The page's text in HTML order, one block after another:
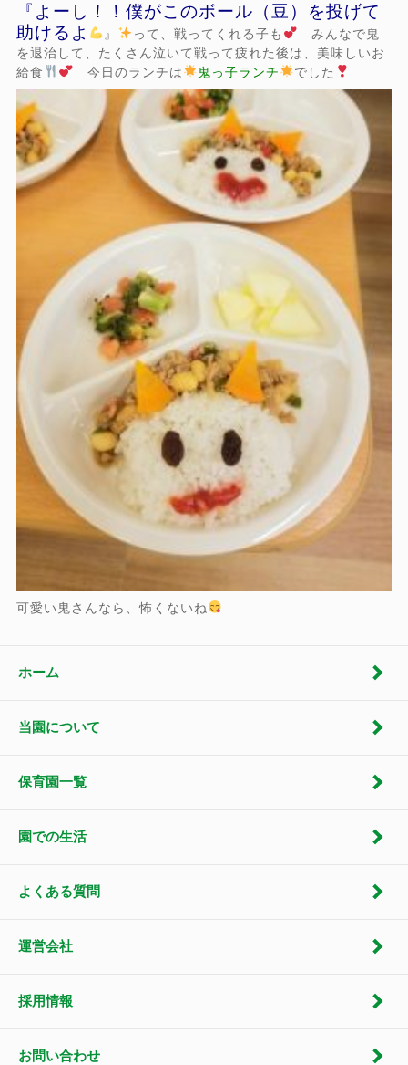
『よーし！！僕がこのボール（豆）を投げて
助けるよ
』 って、戦ってくれる子も
みんなで鬼
を退治して、たくさん泣いて戦って疲れた後は、美味しいお
給食
今日のランチは 鬼っ子ランチ でした
可愛い鬼さんなら、怖くないね
ホーム
当園について
保育園一覧
園での生活
よくある質問
運営会社
採用情報
お問い合わせ